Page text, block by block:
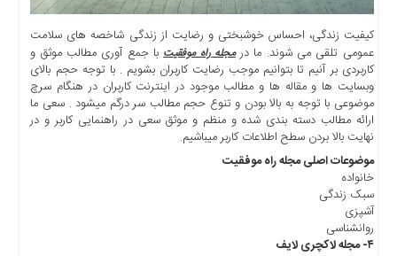
کیفیت زندگی، احساس خوشبختی و رضایت از زندگی شاخص­ه های سلامت
عمومی تلقی می­ شوند. ما درمجله راه موفقیتبا جمع آوری مطالب موثق و
کاربردی بر آنیم تا بتوانیم موجب رضایت کاربران بشویم . با توجه حجم بالای
وبسایت ها و مقاله ها و مطالب موجود در اینترنت کاربران در هنگام سرچ
موضوعی با توجه به بالا بودن و تنوع حجم مطالب سر درگم میشود . سعی ما
ارائه مطالب دسته بندی شده و منظم و موثق سعی در راهنمایی کاربر و در
نهایت بالا بردن سطح اطلاعات کاربر میباشیم.
موضوعات اصلی مجله راه موفقیت
خانواده
سبک زندگی
آشپزی
روانشناسی
۴- مجله لاکچری لایف